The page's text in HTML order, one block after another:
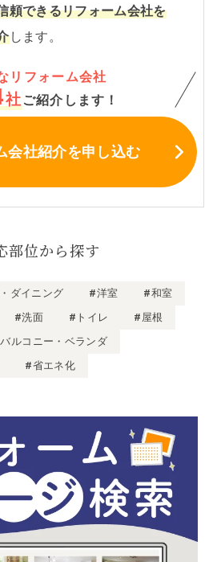
頼できるリフォーム会社を
します。
リフォーム会社
社 ご紹介します！
会社紹介を申し込む
部位から探す
ダイニング #洋室
#和室
#洗面 #トイレ
#屋根
ルコニー・ベランダ
#省エネ化